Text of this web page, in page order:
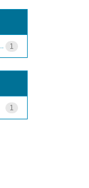
1
1